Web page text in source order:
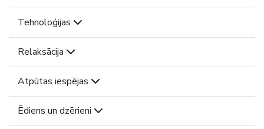
Tehnoloģijas
Relaksācija
Atpūtas iespējas
Ēdiens un dzērieni